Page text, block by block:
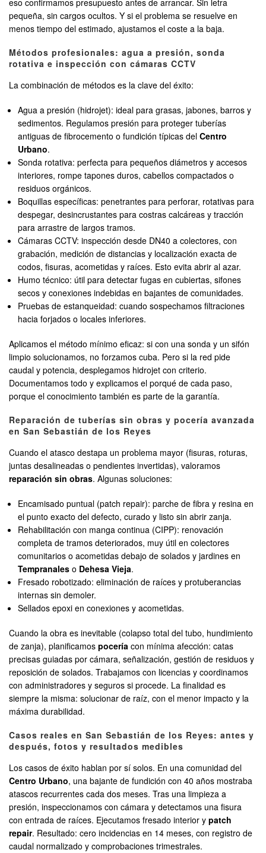
eso confirmamos presupuesto antes de arrancar. Sin letra
pequeña, sin cargos ocultos. Y si el problema se resuelve en
menos tiempo del estimado, ajustamos el coste a la baja.
Métodos profesionales: agua a presión, sonda
rotativa e inspección con cámaras CCTV
La combinación de métodos es la clave del éxito:
Agua a presión (hidrojet): ideal para grasas, jabones, barros y
sedimentos. Regulamos presión para proteger tuberías
antiguas de fibrocemento o fundición típicas delCentro
Urbano.
Sonda rotativa: perfecta para pequeños diámetros y accesos
interiores, rompe tapones duros, cabellos compactados o
residuos orgánicos.
Boquillas específicas: penetrantes para perforar, rotativas para
despegar, desincrustantes para costras calcáreas y tracción
para arrastre de largos tramos.
Cámaras CCTV: inspección desde DN40 a colectores, con
grabación, medición de distancias y localización exacta de
codos, fisuras, acometidas y raíces. Esto evita abrir al azar.
Humo técnico: útil para detectar fugas en cubiertas, sifones
secos y conexiones indebidas en bajantes de comunidades.
Pruebas de estanqueidad: cuando sospechamos filtraciones
hacia forjados o locales inferiores.
Aplicamos el método mínimo eficaz: si con una sonda y un sifón
limpio solucionamos, no forzamos cuba. Pero si la red pide
caudal y potencia, desplegamos hidrojet con criterio.
Documentamos todo y explicamos el porqué de cada paso,
porque el conocimiento también es parte de la garantía.
Reparación de tuberías sin obras y pocería avanzada
en San Sebastián de los Reyes
Cuando el atasco destapa un problema mayor (fisuras, roturas,
juntas desalineadas o pendientes invertidas), valoramos
reparación sin obras. Algunas soluciones:
Encamisado puntual (patch repair): parche de fibra y resina en
el punto exacto del defecto, curado y listo sin abrir zanja.
Rehabilitación con manga continua (CIPP): renovación
completa de tramos deteriorados, muy útil en colectores
comunitarios o acometidas debajo de solados y jardines en
Tempranales o Dehesa Vieja.
Fresado robotizado: eliminación de raíces y protuberancias
internas sin demoler.
Sellados epoxi en conexiones y acometidas.
Cuando la obra es inevitable (colapso total del tubo, hundimiento
de zanja), planificamos pocería con mínima afección: catas
precisas guiadas por cámara, señalización, gestión de residuos y
reposición de solados. Trabajamos con licencias y coordinamos
con administradores y seguros si procede. La finalidad es
siempre la misma: solucionar de raíz, con el menor impacto y la
máxima durabilidad.
Casos reales en San Sebastián de los Reyes: antes y
después, fotos y resultados medibles
Los casos de éxito hablan por sí solos. En una comunidad del
Centro Urbano, una bajante de fundición con 40 años mostraba
atascos recurrentes cada dos meses. Tras una limpieza a
presión, inspeccionamos con cámara y detectamos una fisura
con entrada de raíces. Ejecutamos fresado interior y patch
repair. Resultado: cero incidencias en 14 meses, con registro de
caudal normalizado y comprobaciones trimestrales.